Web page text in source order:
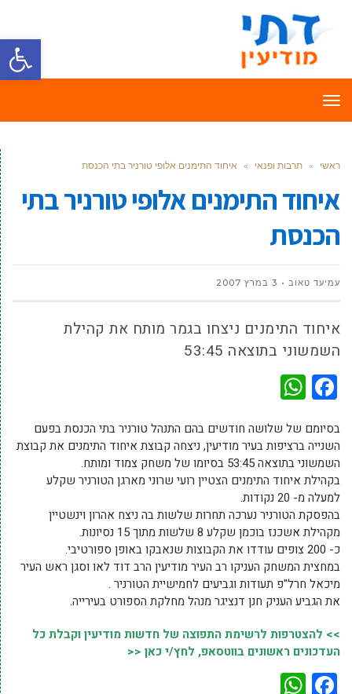
פתח
תפריט
ראשי » תרבות ופנאי » איחוד התימנים אלופי טורניר בתי הכנסת
איחוד התימנים אלופי טורניר בתי
הכנסת
עמיעד טאוב 3 במרץ 2007
איחוד התימנים ניצחו בגמר מותח את קהילת
השמשוני בתוצאה 53:45
Facebook
בסיומם של שלושה חודשים בהם התנהל טורניר בתי הכנסת בפעם
השנייה ברציפות בעיר מודיעין, ניצחה קבוצת איחוד התימנים את קבוצת
השמשוני בתוצאה 53:45 בסיומו של משחק צמוד ומותח.
בקהילת איחוד התימנים הצטיין רועי שרוני מארגן הטורניר שקלע
למעלה מ- 20 נקודות.
בהפסקת הטורניר נערכה תחרות שלשות בה ניצח אהרון וינשטיין
מקהילת אשכנז בוכמן שקלע 8 שלשות מתוך 15 נסיונות.
כ- 200 צופים עודדו את הקבוצות שנאבקו באופן ספורטיבי.
במחצית המשחק העניקו רב העיר מודיעין הרב דוד לאו וסגן ראש העיר
מיכאל חרל"פ תעודות וגביעים לחמישיית הטורניר .
את הגביע העניק חנן דנציגר מנהל מחלקת הספורט בעירייה.
>> להצטרפות לרשימת התפוצה של חדשות מודיעין וקבלת כל
העדכונים ראשונים בווטסאפ, לחץ/י כאן <<
Facebook